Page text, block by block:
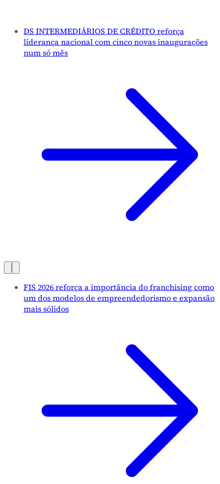
DS INTERMEDIÁRIOS DE CRÉDITO reforça
liderança nacional com cinco novas inaugurações
num só mês
FIS 2026 reforça a importância do franchising como
um dos modelos de empreendedorismo e expansão
mais sólidos